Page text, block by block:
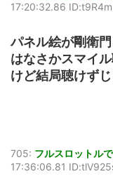
17:20:32.86
パネル絵が剛衛
はなさかスマイ
けど結局聴けず
705: フルスロットル
17:36:06.81